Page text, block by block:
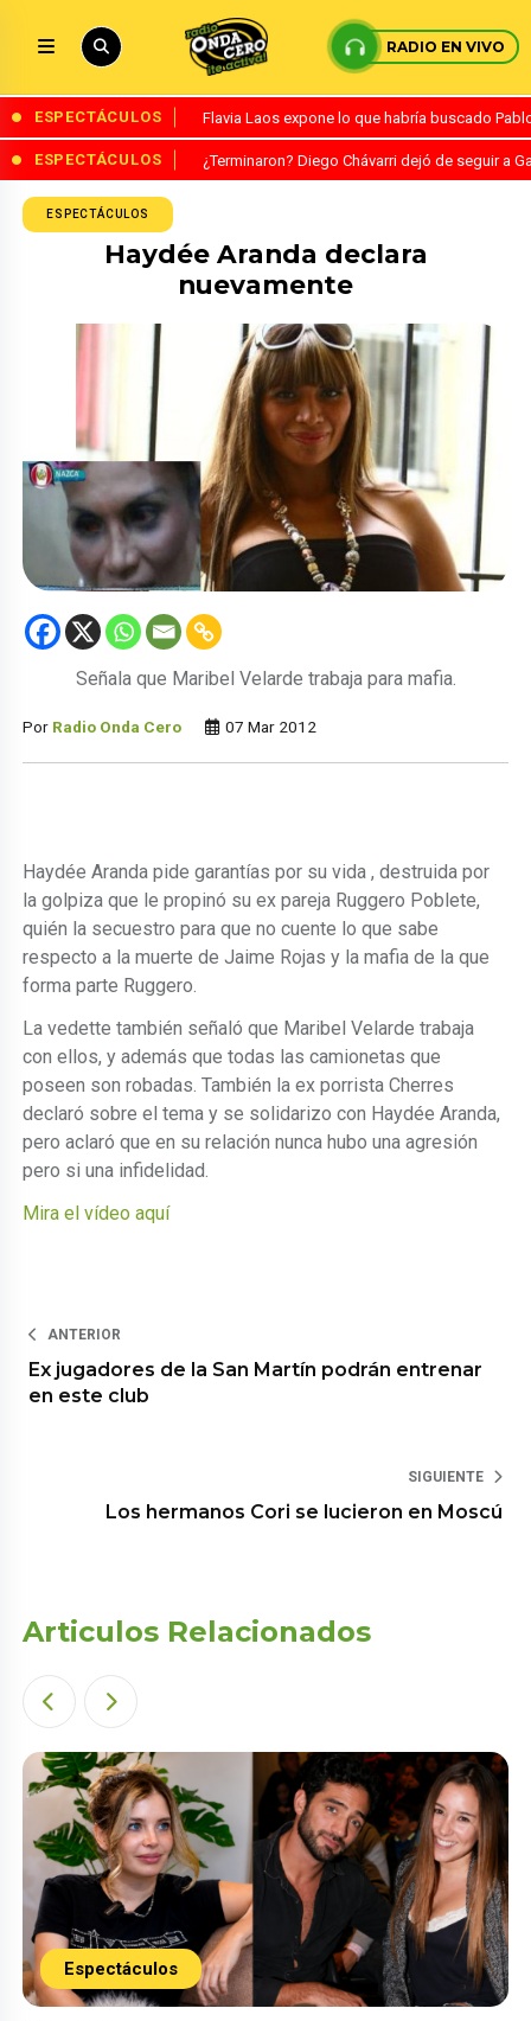
RADIO EN VIVO
ESPECTÁCULOS Flavia Laos expone lo que habría buscado
ESPECTÁCULOS ¿Terminaron? Diego Chávarri dejó de seguir a
ESPECTÁCULOS
Haydée Aranda declara
nuevamente
Señala que Maribel Velarde trabaja para mafia.
Por Radio Onda Cero 07 Mar 2012
Haydée Aranda pide garantías por su vida , destruida por
la golpiza que le propinó su ex pareja Ruggero Poblete,
quién la secuestro para que no cuente lo que sabe
respecto a la muerte de Jaime Rojas y la mafia de la que
forma parte Ruggero.
La vedette también señaló que Maribel Velarde trabaja
con ellos, y además que todas las camionetas que
poseen son robadas. También la ex porrista Cherres
declaró sobre el tema y se solidarizo con Haydée Aranda,
pero aclaró que en su relación nunca hubo una agresión
pero si una infidelidad.
Mira el vídeo aquí
ANTERIOR
Ex jugadores de la San Martín podrán entrenar
en este club
SIGUIENTE
Los hermanos Cori se lucieron en Moscú
Articulos Relacionados
Espectáculos